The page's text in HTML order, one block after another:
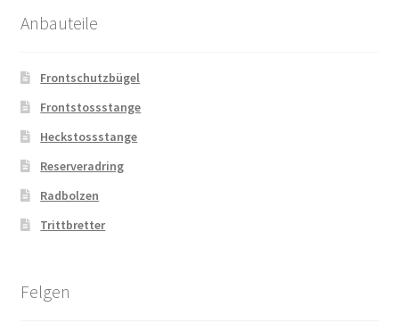
Anbauteile
Frontschutzbügel
Frontstossstange
Heckstossstange
Reserveradring
Radbolzen
Trittbretter
Felgen